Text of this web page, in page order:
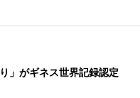
」がギネス世界記録認定